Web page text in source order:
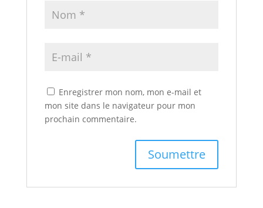
Enregistrer mon nom, mon e-mail et
mon site dans le navigateur pour mon
prochain commentaire.